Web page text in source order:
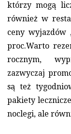
którzy mogą
również w
ceny wyjazdów
proc.Warto
rocznym,
zazwyczaj
są też
pakiety
noclegi, ale